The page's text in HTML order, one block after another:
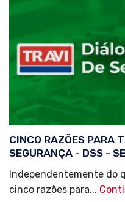
CINCO RAZÕES PARA
SEGURANÇA - DSS -
Independentemente do
cinco razões para...